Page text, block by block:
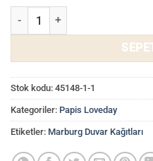
Papis Loveday 33755 adet
Stok kodu: 45148-1-1
Kategoriler: Papis Loveday
Etiketler: Marburg Duvar Kağıtları